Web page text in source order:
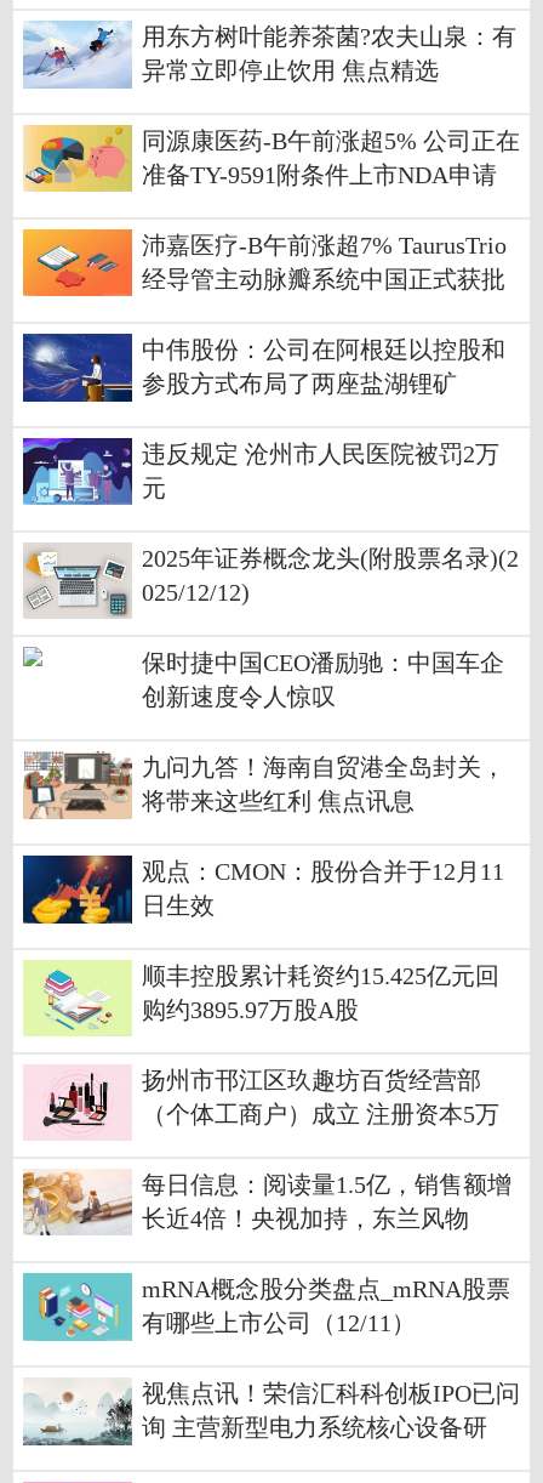
用东方树叶能养茶菌?农夫山泉：有
异常立即停止饮用 焦点精选
同源康医药-B午前涨超5% 公司正在
准备TY-9591附条件上市NDA申请
沛嘉医疗-B午前涨超7% TaurusTrio
经导管主动脉瓣系统中国正式获批
中伟股份：公司在阿根廷以控股和
参股方式布局了两座盐湖锂矿
违反规定 沧州市人民医院被罚2万
元
2025年证券概念龙头(附股票名录)(2
025/12/12)
保时捷中国CEO潘励驰：中国车企
创新速度令人惊叹
九问九答！海南自贸港全岛封关，
将带来这些红利 焦点讯息
观点：CMON：股份合并于12月11
日生效
顺丰控股累计耗资约15.425亿元回
购约3895.97万股A股
扬州市邗江区玖趣坊百货经营部
（个体工商户）成立 注册资本5万
每日信息：阅读量1.5亿，销售额增
长近4倍！央视加持，东兰风物
mRNA概念股分类盘点_mRNA股票
有哪些上市公司（12/11）
视焦点讯！荣信汇科科创板IPO已问
询 主营新型电力系统核心设备研